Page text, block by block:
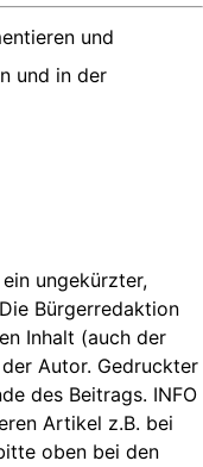
und
und in der
ungekürzter,
Bürgerredaktion
Inhalt (auch der
Autor. Gedruckter
des Beitrags. INFO
Artikel z.B. bei
oben bei den